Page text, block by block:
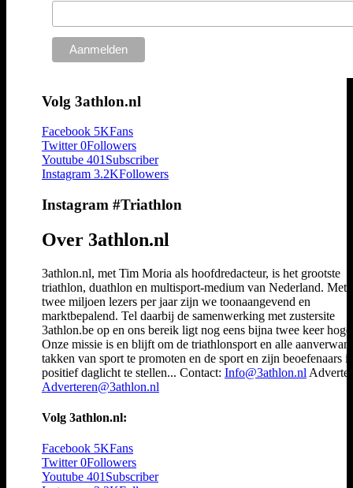
Volg 3athlon.nl
Facebook 5KFans
Twitter 0Followers
Youtube 401 Subscriber
Instagram 3.2KFollowers
Instagram #Triathlon
Over 3athlon.nl
3athlon.nl, met Tim Moria als hoofdredacteur, is het grootste
triathlon, duathlon en multisport-medium van Nederland. Met
twee miljoen lezers per jaar zijn we toonaangevend en
marktbepalend. Tel daarbij de samenwerking met zustersite
3athlon.be op en ons bereik ligt nog eens bijna twee keer
Onze missie is en blijft om de triathlonsport en alle
takken van sport te promoten en de sport en zijn beoefenaars
positief daglicht te stellen... Contact: Info@3athlon.nl
Adverteren@3athlon.nl
Volg 3athlon.nl:
Facebook 5KFans
Twitter 0Followers
Youtube 401Subscriber